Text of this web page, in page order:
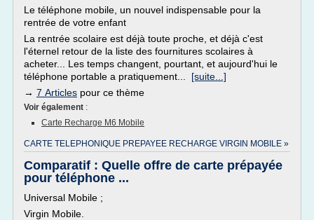
Le téléphone mobile, un nouvel indispensable pour la
rentrée de votre enfant
La rentrée scolaire est déjà toute proche, et déjà c'est
l'éternel retour de la liste des fournitures scolaires à
acheter... Les temps changent, pourtant, et aujourd'hui le
téléphone portable a pratiquement... [suite...]
→ 7 Articles pour ce thème
Voir également :
Carte Recharge M6 Mobile
CARTE TELEPHONIQUE PREPAYEE RECHARGE VIRGIN MOBILE »
Comparatif : Quelle offre de carte prépayée
pour téléphone ...
Universal Mobile ;
Virgin Mobile.